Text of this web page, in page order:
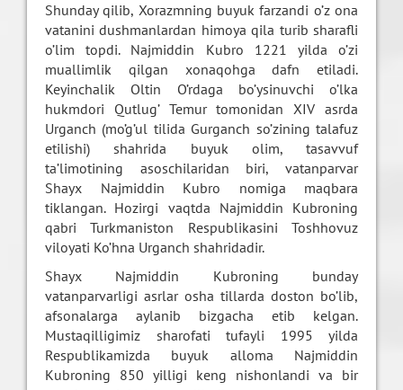
Shunday qilib, Xorazmning buyuk farzandi o’z ona
vatanini dushmanlardan himoya qila turib sharafli
o’lim topdi. Najmiddin Kubro 1221 yilda o’zi
muallimlik qilgan xonaqohga dafn etiladi.
Keyinchalik Oltin O’rdaga bo’ysinuvchi o’lka
hukmdori Qutlug’ Temur tomonidan XIV asrda
Urganch (mo’g’ul tilida Gurganch so’zining talafuz
etilishi) shahrida buyuk olim, tasavvuf
ta’limotining asoschilaridan biri, vatanparvar
Shayx Najmiddin Kubro nomiga maqbara
tiklangan. Hozirgi vaqtda Najmiddin Kubroning
qabri Turkmaniston Respublikasini Toshhovuz
viloyati Ko’hna Urganch shahridadir.
Shayx Najmiddin Kubroning bunday
vatanparvarligi asrlar osha tillarda doston bo’lib,
afsonalarga aylanib bizgacha etib kelgan.
Mustaqilligimiz sharofati tufayli 1995 yilda
Respublikamizda buyuk alloma Najmiddin
Kubroning 850 yilligi keng nishonlandi va bir